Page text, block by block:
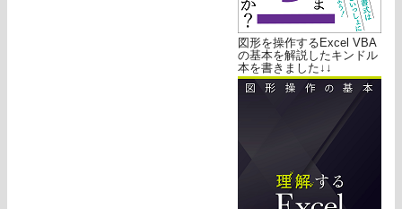
図形を操作するExcel VBA
の基本を解説したキンドル
本を書きました↓↓